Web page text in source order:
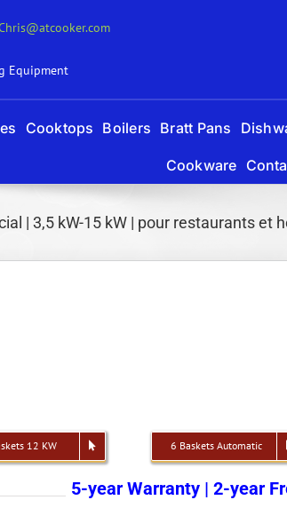
Equipment
Cooktops Boilers Bratt Pans
Cookware
| 3,5 kW-15 kW | pour restaurants et
12 KW 6 Baskets Automatic
5-year Warranty | 2-year